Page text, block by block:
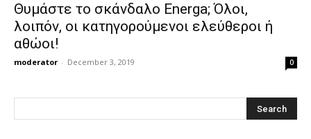
Θυμάστε το σκάνδαλο Energa; Όλοι,
λοιπόν, οι κατηγορούμενοι ελεύθεροι ή
αθώοι!
moderator - December 3, 2019 0